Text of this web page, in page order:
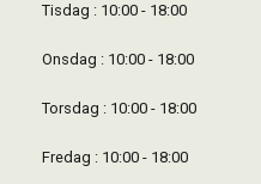
Tisdag : 10:00 - 18:00
Onsdag : 10:00 - 18:00
Torsdag : 10:00 - 18:00
Fredag : 10:00 - 18:00